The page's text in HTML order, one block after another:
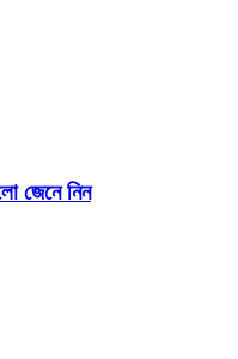
জেনে নিন